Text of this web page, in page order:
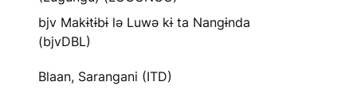
bjv Makɨtɨbɨ lə Luwə kɨ ta Nangɨnda
(bjvDBL)
Blaan, Sarangani (ITD)